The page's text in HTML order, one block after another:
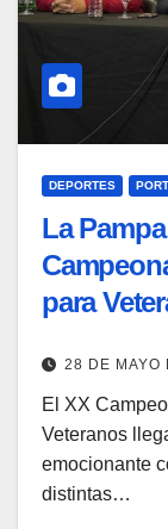
DEPORTES
La
para
28 DE MAYO
El XX
Veteranos
emocionante
distintas…